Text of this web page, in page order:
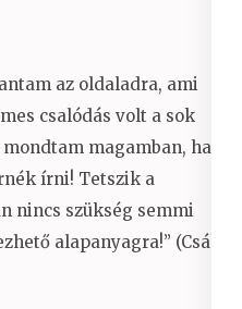
az oldaladra, ami
csalódás volt a sok
magamban, ha
írni! Tetszik a
nincs szükség semmi
alapanyagra!” (Csáky